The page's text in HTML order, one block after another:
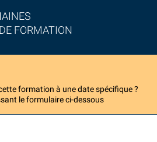
FORMATION
formation à une date spécifique ?
le formulaire ci-dessous